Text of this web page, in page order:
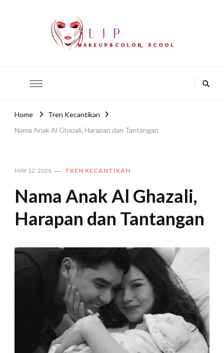
Home
Tren Kecantikan
Nama Anak Al Ghazali, Harapan dan Tantangan
MAY 12, 2026 TREN KECANTIKAN
Nama Anak Al Ghazali,
Harapan dan Tantangan